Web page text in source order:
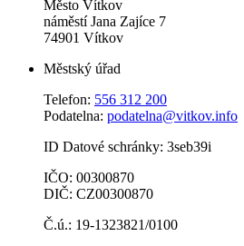
Město Vítkov
náměstí Jana Zajíce 7
74901 Vítkov
Městský úřad
Telefon: 556 312 200
Podatelna: podatelna@vitkov.info
ID Datové schránky: 3seb39i
IČO: 00300870
DIČ: CZ00300870
Č.ú.: 19-1323821/0100